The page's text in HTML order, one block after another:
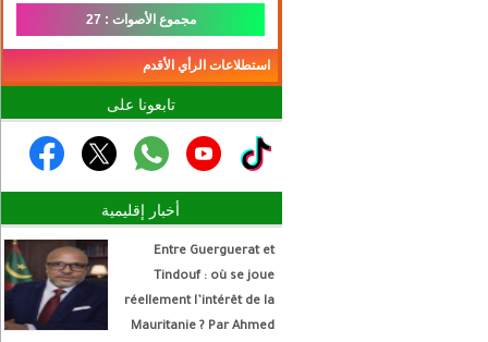
مجموع الأصوات : 27
استطلاعات الرأي الأقدم
تابعونا على
أخبار إقليمية
Entre Guerguerat et
Tindouf : où se joue
réellement l’intérêt de la
Mauritanie ? Par Ahmed